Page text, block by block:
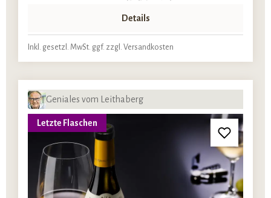
Details
Inkl. gesetzl. MwSt. ggf. zzgl. Versandkosten
Geniales vom Leithaberg
Letzte Flaschen